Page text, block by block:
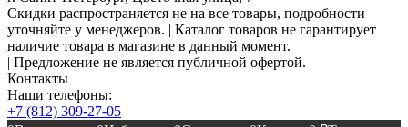
Скидки распространяется не на все товары, подробности
уточняйте у менеджеров. | Каталог товаров не гарантирует
наличие товара в магазине в данный момент.
| Предложение не является публичной офертой.
Контакты
Наши телефоны:
+7 (812) 309-27-05